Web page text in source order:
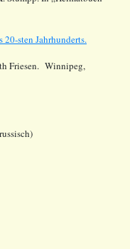
sten Jahrhunderts.
Friesen. Winnipeg,
russisch)